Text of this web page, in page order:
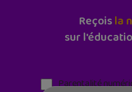
Reçoisla
sur
Parentalité